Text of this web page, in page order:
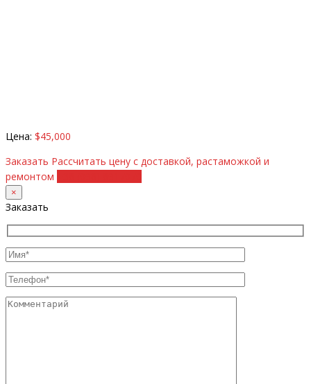
Цена: $45,000
Заказать Рассчитать цену с доставкой, растаможкой и
ремонтом
×
Заказать